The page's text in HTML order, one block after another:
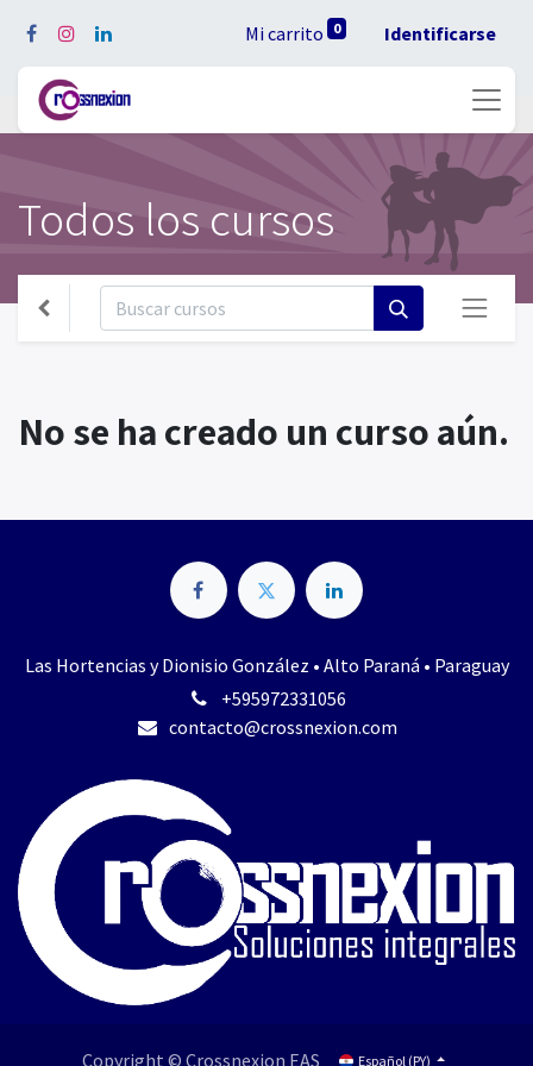
Mi carrito 0 Identificarse
Todos los cursos
No se ha creado un curso aún.
Las Hortencias y Dionisio González • Alto Paraná • Paraguay
+595972331056
contacto@crossnexio​n.com​
Copyright © Crossnexion EAS Español (PY)